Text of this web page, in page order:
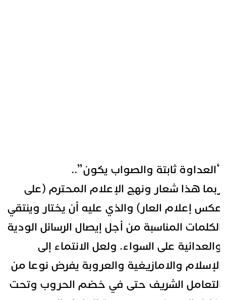
ثابتة والصواب يكون”..
هذا شعار ونهج الإعلام المحترم (على
إعلام العار) والذي عليه أن يختار وينتقي
المناسبة من أجل إيصال الرسائل الودية
على السواء. ولعل الانتماء إلى
والامازيغية والعروبة يفرض نوعا من
الشريف حتى في خضم الحروب وتحت